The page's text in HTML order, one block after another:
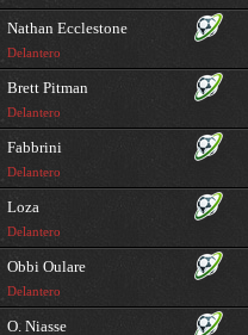
Nathan Ecclestone
Delantero
Brett Pitman
Delantero
Fabbrini
Delantero
Loza
Delantero
Obbi Oulare
Delantero
O. Niasse